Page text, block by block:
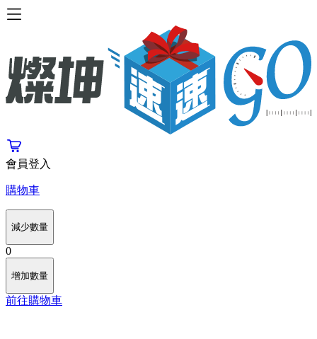
會員登入
購物車
減少數量
0
增加數量
前往購物車